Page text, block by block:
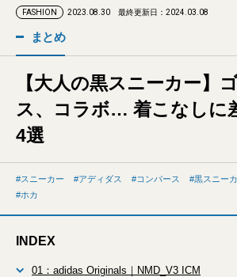
FASHION 2023.08.30 最終更新日：2024.03.08
まとめ
【大人の黒スニーカー】
ス、コラボ… 着こなしに
4選
スニーカー アディダス コンバース 黒スニー
ホカ
INDEX
01：adidas Originals｜NMD_V3 ICM